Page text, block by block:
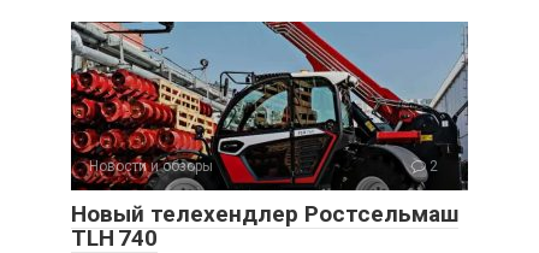
Новости и обзоры 2
Новый телехендлер Ростсельмаш
TLH 740